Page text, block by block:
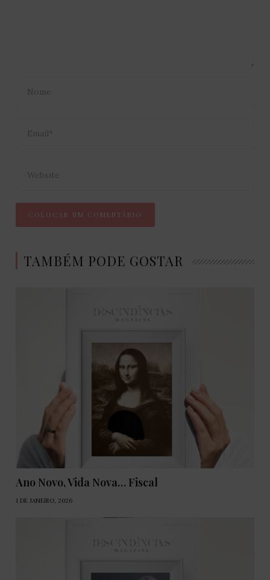
TAMBÉM PODE GOSTAR
Ano Novo, Vida Nova… Fiscal
1 DE JANEIRO, 2026